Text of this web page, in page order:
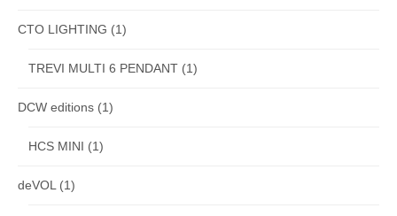
CTO LIGHTING (1)
TREVI MULTI 6 PENDANT (1)
DCW editions (1)
HCS MINI (1)
deVOL(1)